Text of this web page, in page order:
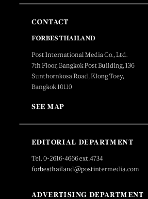
CONTACT
FORBES THAILAND
Post International Media Co., Ltd.
7th Floor, Bangkok Post Building, 136
Sunthornkosa Road, Klong Toey,
Bangkok 10110
SEE MAP
EDITORIAL DEPARTMENT
Tel. 0-2616-4666 ext.4734
forbesthailand@postintermedia.com
ADVERTISING DEPARTMENT